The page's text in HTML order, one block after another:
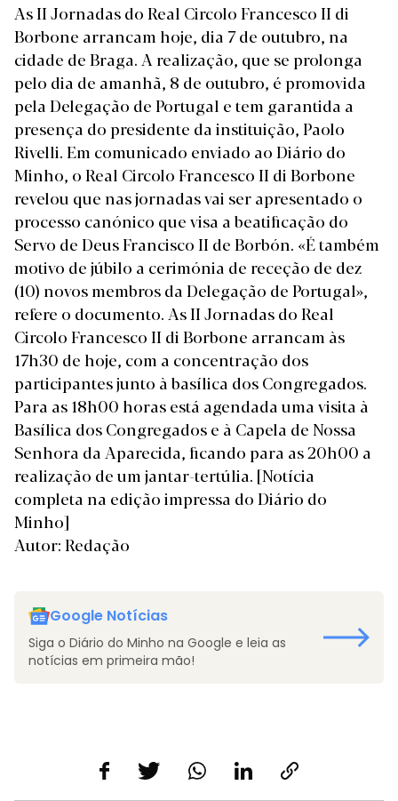
As II Jornadas do Real Circolo Francesco II di
Borbone arrancam hoje, dia 7 de outubro, na
cidade de Braga. A realização, que se prolonga
pelo dia de amanhã, 8 de outubro, é promovida
pela Delegação de Portugal e tem garantida a
presença do presidente da instituição, Paolo
Rivelli. Em comunicado enviado ao Diário do
Minho, o Real Circolo Francesco II di Borbone
revelou que nas jornadas vai ser apresentado o
processo canónico que visa a beatificação do
Servo de Deus Francisco II de Borbón. «É também
motivo de júbilo a cerimónia de receção de dez
(10) novos membros da Delegação de Portugal»,
refere o documento. As II Jornadas do Real
Circolo Francesco II di Borbone arrancam às
17h30 de hoje, com a concentração dos
participantes junto à basílica dos Congregados.
Para as 18h00 horas está agendada uma visita à
Basílica dos Congregados e à Capela de Nossa
Senhora da Aparecida, ficando para as 20h00 a
realização de um jantar-tertúlia. [Notícia
completa na edição impressa do Diário do
Minho]
Autor: Redação
Google Notícias
Siga o Diário do Minho na Google e leia as
notícias em primeira mão!